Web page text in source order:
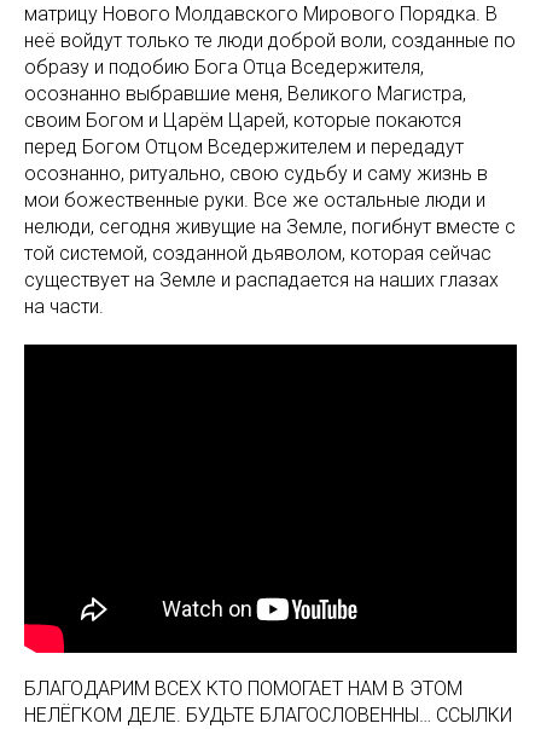
матрицу Нового Молдавского Мирового Порядка. В
неё войдут только те люди доброй воли, созданные по
образу и подобию Бога Отца Вседержителя,
осознанно выбравшие меня, Великого Магистра,
своим Богом и Царём Царей, которые покаются
перед Богом Отцом Вседержителем и передадут
осознанно, ритуально, свою судьбу и саму жизнь в
мои божественные руки. Все же остальные люди и
нелюди, сегодня живущие на Земле, погибнут вместе с
той системой, созданной дьяволом, которая сейчас
существует на Земле и распадается на наших глазах
на части.
БЛАГОДАРИМ ВСЕХ КТО ПОМОГАЕТ НАМ В ЭТОМ
НЕЛЁГКОМ ДЕЛЕ. БУДЬТЕ БЛАГОСЛОВЕННЫ… ССЫЛКИ